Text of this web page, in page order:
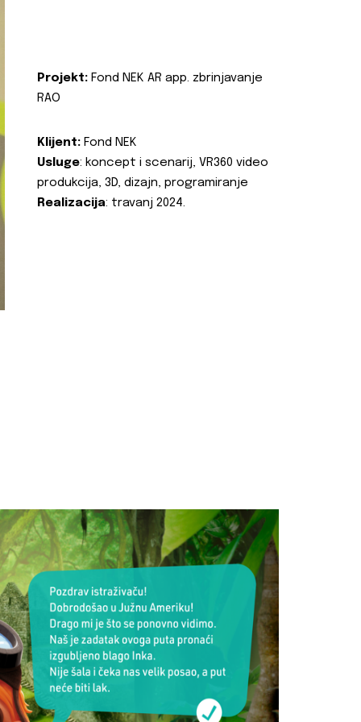
Projekt: Fond NEK AR app. zbrinjavanje
RAO
Klijent: Fond NEK
Usluge: koncept i scenarij, VR360 video
produkcija, 3D, dizajn, programiranje
Realizacija: travanj 2024.